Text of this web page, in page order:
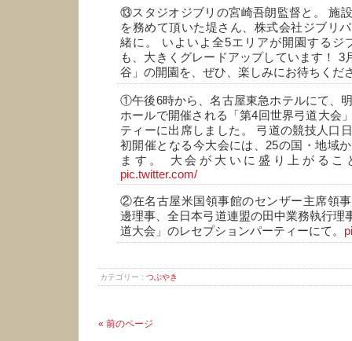
⑬スタジオジブリの宮崎吾朗監督と。 施
を務めて頂いた堤さん、株式会社ジブリ
緒に。 いよいよ全5エリアが開園するジ
も、大きくグレードアップしています！ 3
谷」の開園を、ぜひ、楽しみにお待ちくだ
①午後6時から、名古屋東急ホテルにて、
ホールで開催される「第4回世界弓道大会
ティーに出席しました。 弓道の競技人口
初開催となる今大会には、25の国・地域
ます。 大会が大いに盛り上がるこ
pic.twitter.com/
②在名古屋米国領事館のセンザー主席領
邊理事、全日本弓道連盟の田中業務執行理
道大会」のレセプションパーティーにて。
カテゴリー : つぶやき
« 前のページ